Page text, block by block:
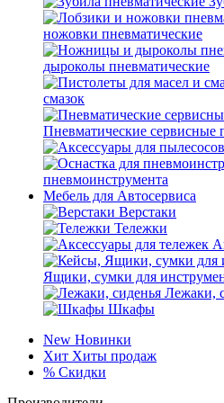
ножовки пневматические
дыроколы пневматические
смазок
Пневматические сервисные
пневмоинструмента
Мебель для Автосервиса
Верстаки
Тележки
Ящики, сумки для
Лежаки,
Шкафы
New Новинки
Хит Хиты продаж
% Скидки